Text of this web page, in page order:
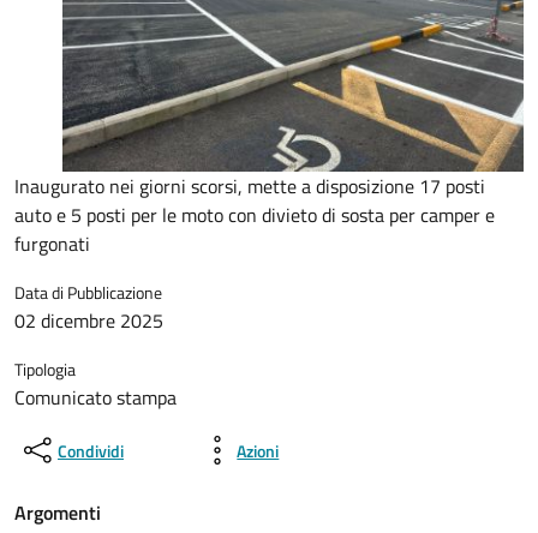
Inaugurato nei giorni scorsi, mette a disposizione 17 posti
auto e 5 posti per le moto con divieto di sosta per camper e
furgonati
Data di Pubblicazione
02 dicembre 2025
Tipologia
Comunicato stampa
Condividi Azioni
Argomenti